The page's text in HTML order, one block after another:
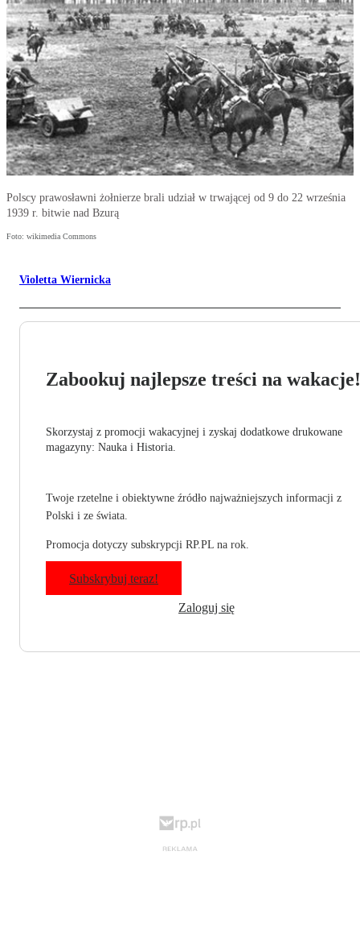
Polscy prawosławni żołnierze brali udział w trwającej od 9 do 22 września
1939 r. bitwie nad Bzurą
Foto: wikimedia Commons
Violetta Wiernicka
Zabookuj najlepsze treści na wakacje!
Skorzystaj z promocji wakacyjnej i zyskaj dodatkowe drukowane
magazyny: Nauka i Historia.
Twoje rzetelne i obiektywne źródło najważniejszych informacji z
Polski i ze świata.
Promocja dotyczy subskrypcji RP.PL na rok.
Subskrybuj teraz!
Zaloguj się